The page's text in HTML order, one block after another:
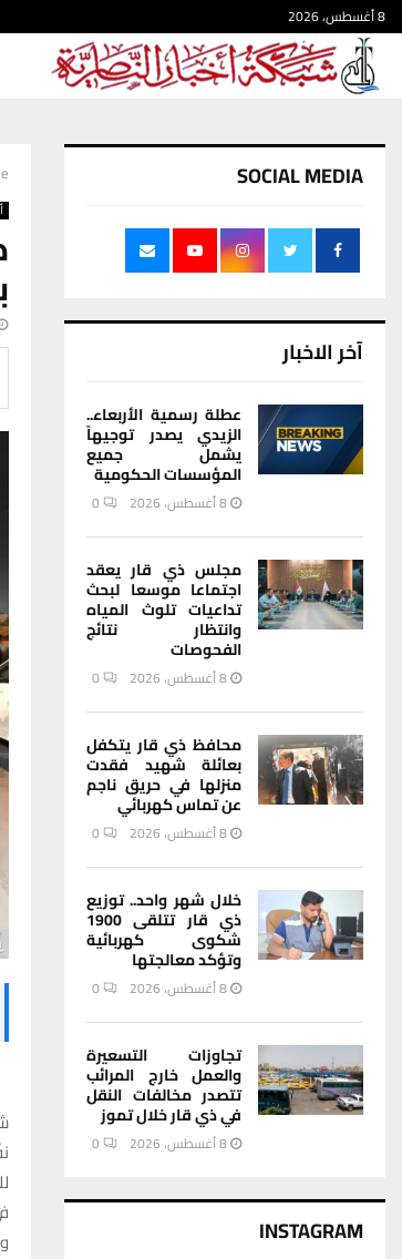
8 أغسطس، 2026
SOCIAL MEDIA
آخر الاخبار
عطلة رسمية الأربعاء..
الزيدي يصدر توجيهاً
يشمل جميع
المؤسسات الحكومية
8 أغسطس، 2026 0
مجلس ذي قار يعقد
اجتماعا موسعا لبحث
تداعيات تلوث المياه
وانتظار نتائج
الفحوصات
8 أغسطس، 2026 0
محافظ ذي قار يتكفل
بعائلة شهيد فقدت
منزلها في حريق ناجم
عن تماس كهربائي
8 أغسطس، 2026 0
خلال شهر واحد.. توزيع
ذي قار تتلقى 1900
شكوى كهربائية
وتؤكد معالجتها
8 أغسطس، 2026 0
تجاوزات التسعيرة
والعمل خارج المرائب
تتصدر مخالفات النقل
في ذي قار خلال تموز
8 أغسطس، 2026 0
INSTAGRAM